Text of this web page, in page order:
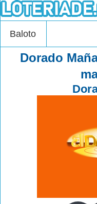
Baloto
Dorado